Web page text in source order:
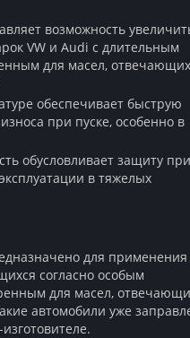
возможность
VW и Audi с длительным
для масел, отвечающих
обеспечивает быструю
при пуске, особенно в
обусловливает защиту при
в тяжелых
для применения
согласно особым
для масел,
автомобили уже